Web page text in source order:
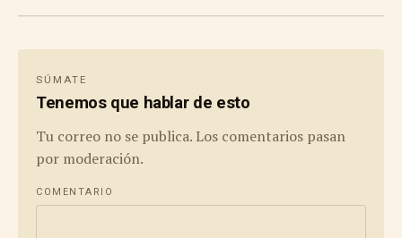
SÚMATE
Tenemos que hablar de esto
Tu correo no se publica. Los comentarios pasan
por moderación.
COMENTARIO